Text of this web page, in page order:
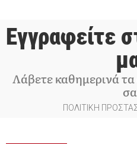
Εγγραφείτε
Λάβετε καθημερινά
ΠΟΛΙΤΙΚΗ